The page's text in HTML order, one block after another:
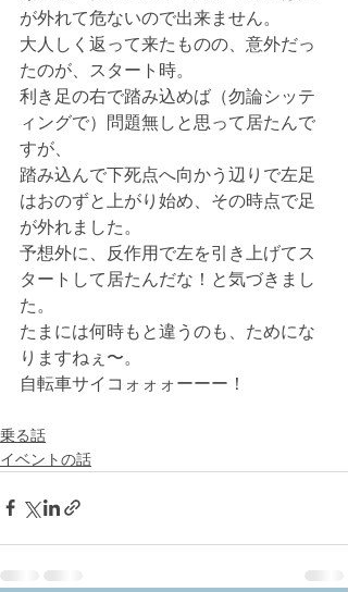
が外れて危ないので出来ません。
大人しく返って来たものの、意外だっ
たのが、スタート時。
利き足の右で踏み込めば（勿論シッテ
ィングで）問題無しと思って居たんで
すが、
踏み込んで下死点へ向かう辺りで左足
はおのずと上がり始め、その時点で足
が外れました。
予想外に、反作用で左を引き上げてス
タートして居たんだな！と気づきまし
た。
たまには何時もと違うのも、ためにな
りますねぇ〜。
自転車サイコォォォーーー！
乗る話
イベントの話